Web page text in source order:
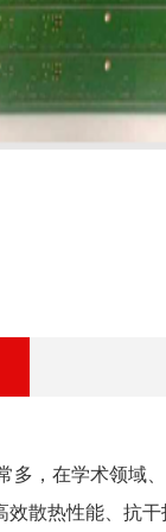
多，在学术领域
散热性能、抗